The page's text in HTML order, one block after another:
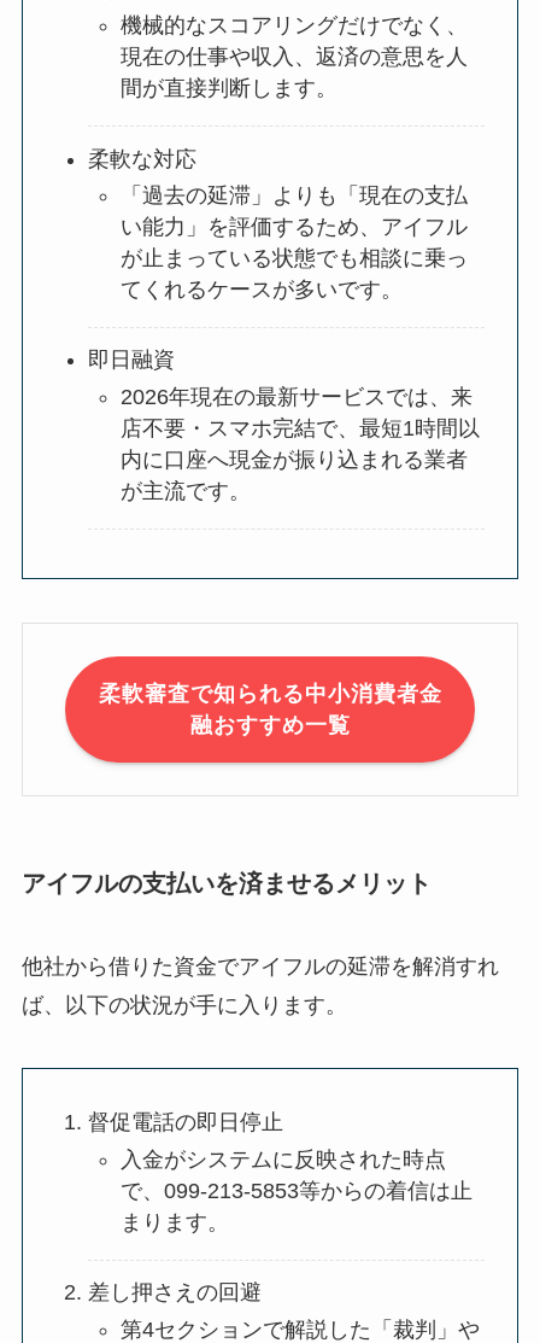
機械的なスコアリングだけでなく、
現在の仕事や収入、返済の意思を人
間が直接判断します。
柔軟な対応
「過去の延滞」よりも「現在の支払
い能力」を評価するため、アイフル
が止まっている状態でも相談に乗っ
てくれるケースが多いです。
即日融資
2026年現在の最新サービスでは、来
店不要・スマホ完結で、最短1時間以
内に口座へ現金が振り込まれる業者
が主流です。
柔軟審査で知られる中小消費者金
融おすすめ一覧
アイフルの支払いを済ませるメリット
他社から借りた資金でアイフルの延滞を解消すれ
ば、以下の状況が手に入ります。
督促電話の即日停止
入金がシステムに反映された時点
で、099-213-5853等からの着信は止
まります。
差し押さえの回避
第4セクションで解説した「裁判」や